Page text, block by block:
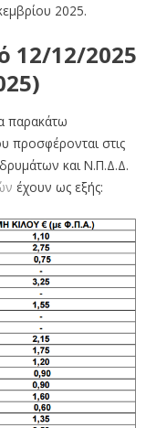
2025.
12/12/2025
παρακάτω
προσφέρονται στις
και Ν.Π.Δ.Δ.
έχουν ως εξής: